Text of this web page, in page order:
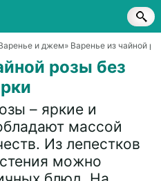
и джем» Варенье из чайной
розы без
– яркие и
массой
Из лепестков
можно